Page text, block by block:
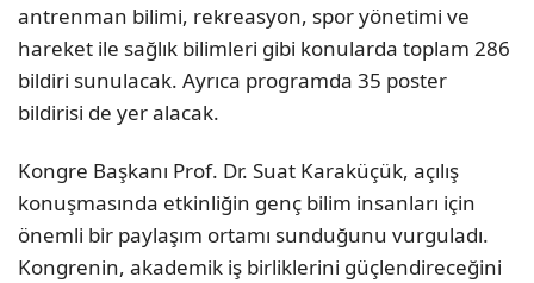
antrenman bilimi, rekreasyon, spor yönetimi ve
hareket ile sağlık bilimleri gibi konularda toplam 286
bildiri sunulacak. Ayrıca programda 35 poster
bildirisi de yer alacak.
Kongre Başkanı Prof. Dr. Suat Karaküçük, açılış
konuşmasında etkinliğin genç bilim insanları için
önemli bir paylaşım ortamı sunduğunu vurguladı.
Kongrenin, akademik iş birliklerini güçlendireceğini